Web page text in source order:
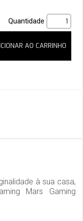
Quantidade
à sua casa,
Mars Gaming